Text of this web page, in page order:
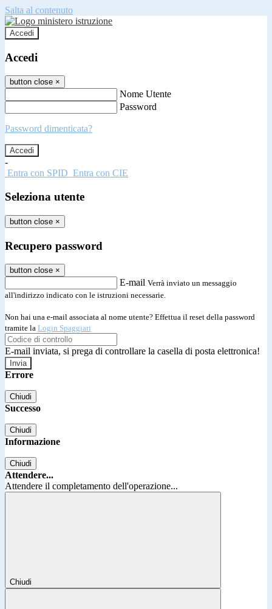
Salta al contenuto
Accedi
Accedi
button close ×
Nome Utente
Password
Password dimenticata?
-
Entra con SPID Entra con CIE
Seleziona utente
button close ×
Recupero password
button close ×
E-mail Verrà inviato un messaggio
all'indirizzo indicato con le istruzioni necessarie.
Non hai una e-mail associata al nome utente? Effettua il reset della password
tramite la Login Spaggiari
E-mail inviata, si prega di controllare la casella di posta elettronica!
Errore
Chiudi
Successo
Chiudi
Informazione
Chiudi
Attendere...
Attendere il completamento dell'operazione...
Chiudi